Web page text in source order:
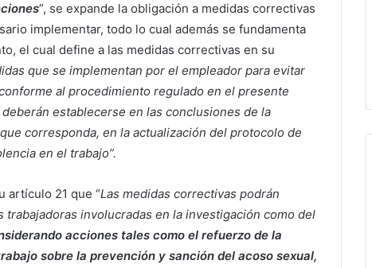
”, se expande la obligación a medidas correctivas
implementar, todo lo cual además se fundamenta
el cual define a las medidas correctivas en su
que se implementan por el empleador para evitar
al procedimiento regulado en el presente
establecerse en las conclusiones de la
corresponda, en la actualización del protocolo de
en el trabajo”.
artículo 21 que “Las medidas correctivas podrán
involucradas en la investigación como del
acciones tales como el refuerzo de la
sobre la prevención y sanción del acoso sexual,